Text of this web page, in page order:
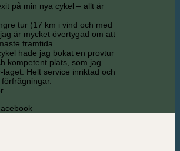
på min nya cykel – allt är
tur (17 km i vind och med
är mycket övertygad om att
framtida.
hade jag bokat en provtur
kompetent plats, som jag
laget. Helt service inriktad och